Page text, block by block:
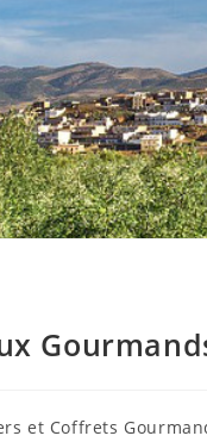
et Coffrets